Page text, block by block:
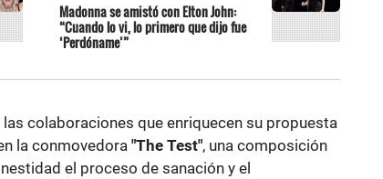
Madonna se amistó con Elton John:
“Cuando lo vi, lo primero que dijo fue
‘Perdóname’”
colaboraciones que enriquecen su propuesta
la conmovedora "The Test", una composición
el proceso de sanación y el